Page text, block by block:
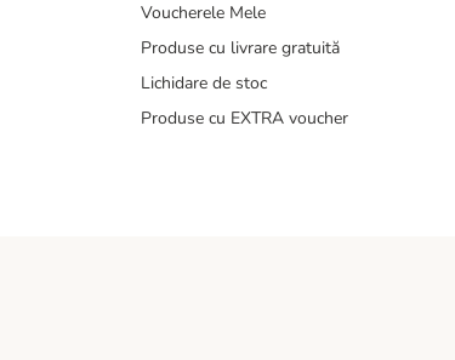
Voucherele Mele
Produse cu livrare gratuită
Lichidare de stoc
Produse cu EXTRA voucher